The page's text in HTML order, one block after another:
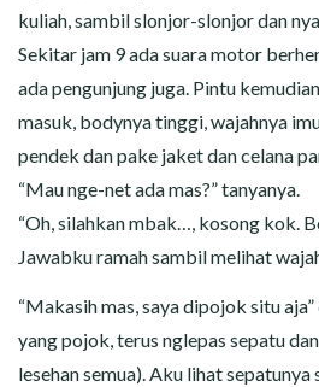
kuliah, sambil slonjor-slonjor dan
Sekitar jam 9 ada suara motor
ada pengunjung juga. Pintu
masuk, bodynya tinggi, wajahnya
pendek dan pake jaket dan celana
“Mau nge-net ada mas?” tanyanya.
“Oh, silahkan mbak…, kosong kok.
Jawabku ramah sambil melihat
“Makasih mas, saya dipojok situ
yang pojok, terus nglepas sepatu
lesehan semua). Aku lihat
CERITA ISTRI SELINGKUH